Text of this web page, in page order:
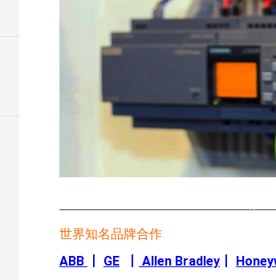
—————————————————-
世界知名品牌合作
ABB GE Allen Bradley